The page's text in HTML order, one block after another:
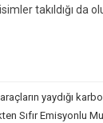
takıldığı da
araçların yaydığı
Sıfır Emisyonlu